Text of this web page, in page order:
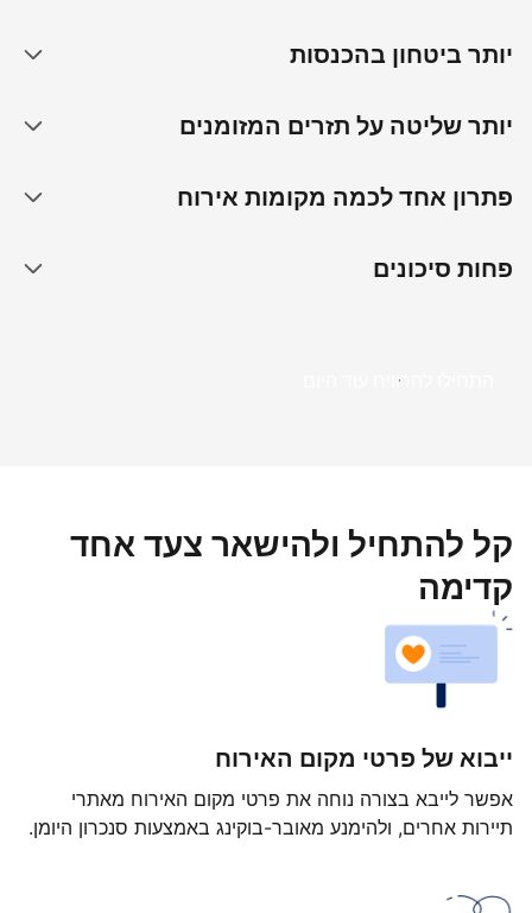
יותר ביטחון בהכנסות
יותר שליטה על תזרים המזומנים
פתרון אחד לכמה מקומות אירוח
פחות סיכונים
התחילו להרוויח עוד היום
קל להתחיל ולהישאר צעד אחד
קדימה
ייבוא של פרטי מקום האירוח
אפשר לייבא בצורה נוחה את פרטי מקום האירוח מאתרי
תיירות אחרים, ולהימנע מאובר-בוקינג באמצעות סנכרון היומן.